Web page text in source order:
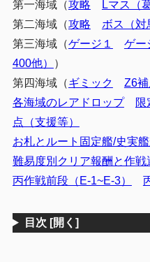
第一海域（攻略 Lマス（
第二海域（攻略 ボス（対
第三海域（ゲージ１ ゲー
400他）
）
第四海域（ギミック Z6補
各海域のレアドロップ
限
点（支援等）
お札とルート固定艦/史実
難易度別クリア報酬と作戦
丙作戦前段（E-1~E-3）
目次 [開く]